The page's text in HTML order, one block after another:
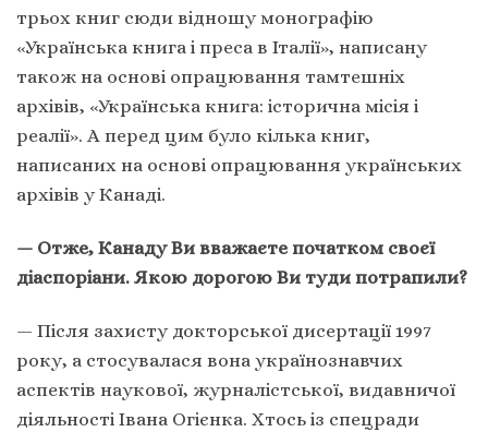
трьох книг сюди відношу монографію
«Українська книга і преса в Італії», написану
також на основі опрацювання тамтешніх
архівів, «Українська книга: історична місія і
реалії». А перед цим було кілька книг,
написаних на основі опрацювання українських
архівів у Канаді.
— Отже, Канаду Ви вважаєте початком своєї
діаспоріани. Якою дорогою Ви туди потрапили?
— Після захисту докторської дисертації 1997
року, а стосувалася вона українознавчих
аспектів наукової, журналістської, видавничої
діяльності Івана Огієнка. Хтось із спецради